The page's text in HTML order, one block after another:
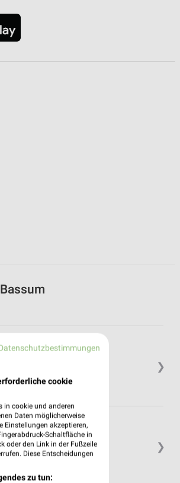
❯
❯
cookie
in cookie und anderen
Daten möglicherweise
Einstellungen akzeptieren,
Schaltfläche in
oder den Link in der Fußzeile
Diese Entscheidungen
zu tun: